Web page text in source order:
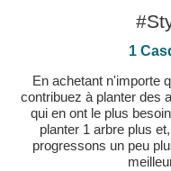
1
En achetant n'importe
contribuez à planter des
qui en ont le plus
planter 1 arbre plus
progressons un peu